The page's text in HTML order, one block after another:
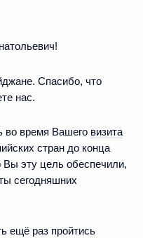
Спасибо, что
нас.
во время Вашего визита
стран до конца
Вы эту цель обеспечили,
сегодняшних
ещё раз пройтись